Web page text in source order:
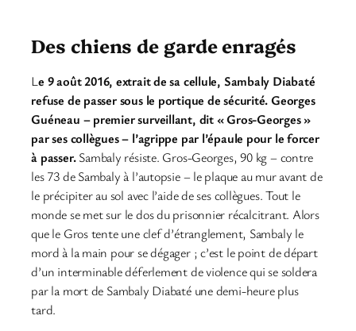
Des chiens de garde enragés
Le 9 août 2016, extrait de sa cellule, Sambaly Diabaté
refuse de passer sous le portique de sécurité. Georges
Guéneau – premier surveillant, dit « Gros-Georges »
par ses collègues – l’agrippe par l’épaule pour le forcer
à passer.Sambaly résiste. Gros-Georges, 90 kg – contre
les 73 de Sambaly à l’autopsie – le plaque au mur avant de
le précipiter au sol avec l’aide de ses collègues. Tout le
monde se met sur le dos du prisonnier récalcitrant. Alors
que le Gros tente une clef d’étranglement, Sambaly le
mord à la main pour se dégager ; c’est le point de départ
d’un interminable déferlement de violence qui se soldera
par la mort de Sambaly Diabaté une demi-heure plus
tard.